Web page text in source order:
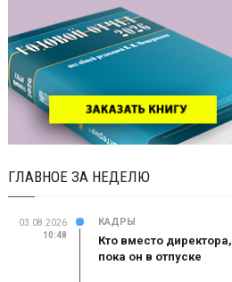
ГЛАВНОЕ ЗА НЕДЕЛЮ
03.08.2026
10:48
КАДРЫ
Кто вместо директора,
пока он в отпуске